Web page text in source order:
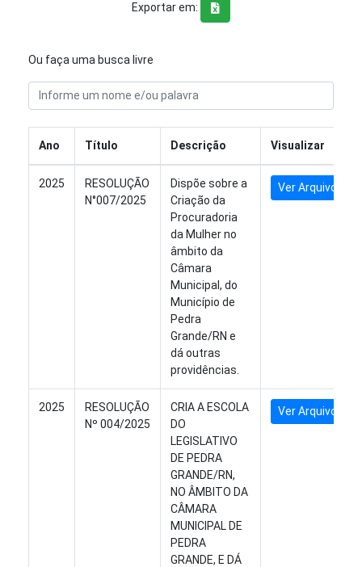
Exportar em:
Ou faça uma busca livre
Ano Título Descrição Visualizar
2025
RESOLUÇÃO
N°007/2025
Dispõe sobre a
Criação da
Procuradoria
da Mulher no
âmbito da
Câmara
Municipal, do
Município de
Pedra
Grande/RN e
dá outras
providências.
Ver Arquivo
2025
RESOLUÇÃO
Nº 004/2025
CRIA A ESCOLA
DO
LEGISLATIVO
DE PEDRA
GRANDE/RN,
NO ÂMBITO DA
CÂMARA
MUNICIPAL DE
PEDRA
GRANDE, E DÁ
Ver Arquivo